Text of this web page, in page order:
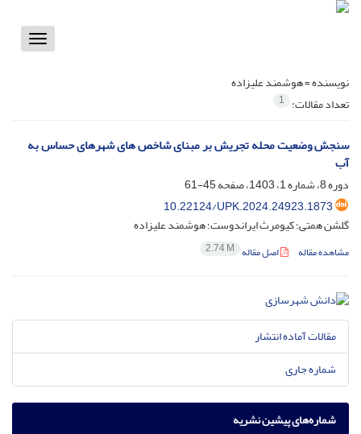
Toggle
نویسنده =هوشمند علیزاده
تعداد مقالات: 1
سنجش وضعیت محله تجریش بر مبنای شاخص های شهرهای حساس به
آب
دوره 8، شماره 1، 1403، صفحه
45-61
10.22124/UPK.2024.24923.1873
گلشن همتی؛ کیومرث ایراندوست؛ هوشمند علیزاده
مشاهده مقاله اصل مقاله 2.74 M
مقالات آماده انتشار
شماره جاری
شماره‌های پیشین نشریه